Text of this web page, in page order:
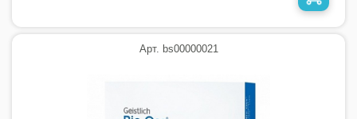
Арт. bs00000021